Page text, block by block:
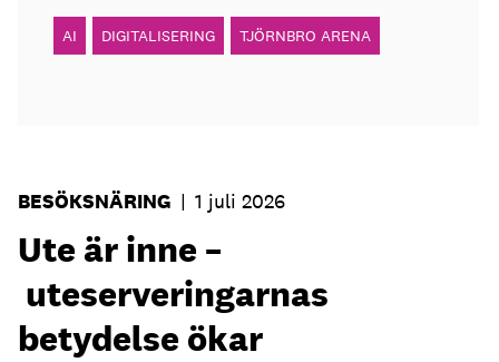
AI DIGITALISERING TJÖRNBRO ARENA
BESÖKSNÄRING | 1 juli 2026
Ute är inne –
uteserveringarnas
betydelse ökar